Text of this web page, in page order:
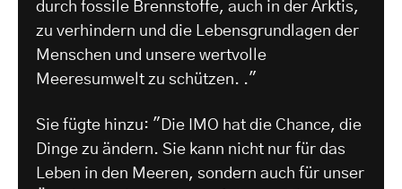
durch fossile Brennstoffe, auch in der Arktis,
zu verhindern und die Lebensgrundlagen der
Menschen und unsere wertvolle
Meeresumwelt zu schützen. ."
Sie fügte hinzu: "Die IMO hat die Chance, die
Dinge zu ändern. Sie kann nicht nur für das
Leben in den Meeren, sondern auch für unser